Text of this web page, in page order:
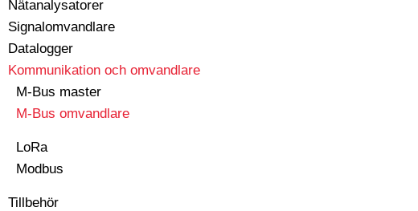
Nätanalysatorer
Signalomvandlare
Datalogger
Kommunikation och omvandlare
M-Bus master
M-Bus omvandlare
LoRa
Modbus
Tillbehör